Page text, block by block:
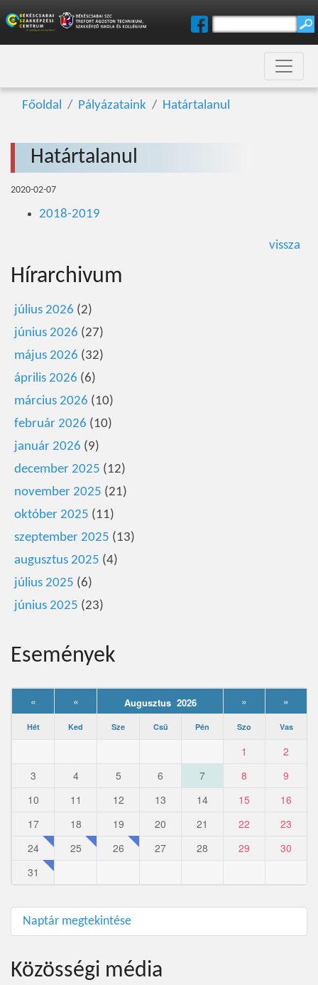
Főoldal Pályázataink Határtalanul
Határtalanul
2020-02-07
2018-2019
vissza
Hírarchivum
július 2026 (2)
június 2026 (27)
május 2026 (32)
április 2026 (6)
március 2026 (10)
február 2026 (10)
január 2026 (9)
december 2025 (12)
november 2025 (21)
október 2025 (11)
szeptember 2025 (13)
augusztus 2025 (4)
július 2025 (6)
június 2025 (23)
Események
« « Augusztus 2026 » »
Hét Ked Sze Csü Pén Szo Vas
1
2
3
4 5 6 7 8
9
10
11 12 13 14 15
16
17
18 19 20 21 22
23
24
25 26 27 28 29
30
31
Naptár megtekintése
Közösségi média